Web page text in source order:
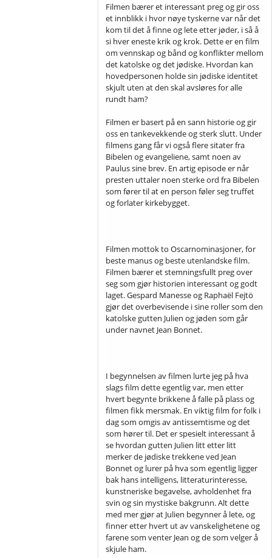
Filmen bærer et interessant preg og gir oss
et innblikk i hvor nøye tyskerne var når det
kom til det å finne og lete etter jøder, i så å
si hver eneste krik og krok. Dette er en film
om vennskap og bånd og konflikter mellom
det katolske og det jødiske. Hvordan kan
hovedpersonen holde sin jødiske identitet
skjult uten at den skal avsløres for alle
rundt ham?
Filmen er basert på en sann historie og gir
oss en tankevekkende og sterk slutt. Under
filmens gang får vi også flere sitater fra
Bibelen og evangeliene, samt noen av
Paulus sine brev. En artig episode er når
presten uttaler noen sterke ord fra Bibelen
som fører til at en person føler seg truffet
og forlater kirkebygget.
Filmen mottok to Oscarnominasjoner, for
beste manus og beste utenlandske film.
Filmen bærer et stemningsfullt preg over
seg som gjør historien interessant og godt
laget. Gespard Manesse og Raphaël Fejtö
gjør det overbevisende i sine roller som den
katolske gutten Julien og jøden som går
under navnet Jean Bonnet.
I begynnelsen av filmen lurte jeg på hva
slags film dette egentlig var, men etter
hvert begynte brikkene å falle på plass og
filmen fikk mersmak. En viktig film for folk i
dag som omgis av antissemtisme og det
som hører til. Det er spesielt interessant å
se hvordan gutten Julien litt etter litt
merker de jødiske trekkene ved Jean
Bonnet og lurer på hva som egentlig ligger
bak hans intelligens, litteraturinteresse,
kunstneriske begavelse, avholdenhet fra
svin og sin mystiske bakgrunn. Alt dette
med mer gjør at Julien begynner å lete, og
finner etter hvert ut av vanskelighetene og
farene som venter Jean og de som velger å
skjule ham.